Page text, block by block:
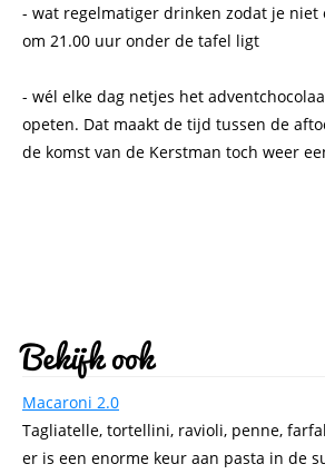
- wat regelmatiger drinken zodat je niet
om 21.00 uur onder de tafel ligt
- wél elke dag netjes het
opeten. Dat maakt de tijd tussen de
de komst van de Kerstman toch weer
Bekijk ook
Macaroni 2.0
Tagliatelle, tortellini, ravioli, penne,
er is een enorme keur aan pasta in de